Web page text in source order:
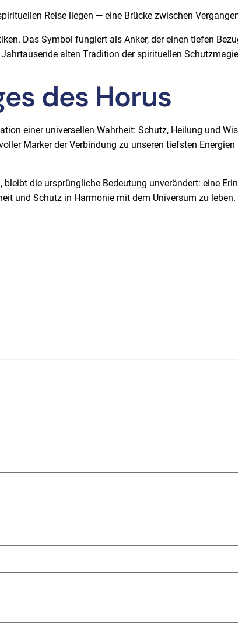
Reise liegen — eine Brücke zwischen
Das Symbol fungiert als Anker, der einen tiefen
alten Tradition der spirituellen
des Horus
einer universellen Wahrheit: Schutz, Heilung und
Marker der Verbindung zu unseren tiefsten
die ursprüngliche Bedeutung unverändert: eine
und Schutz in Harmonie mit dem Universum zu leben.